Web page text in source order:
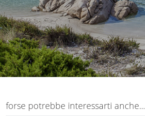
forse potrebbe interessarti anche...